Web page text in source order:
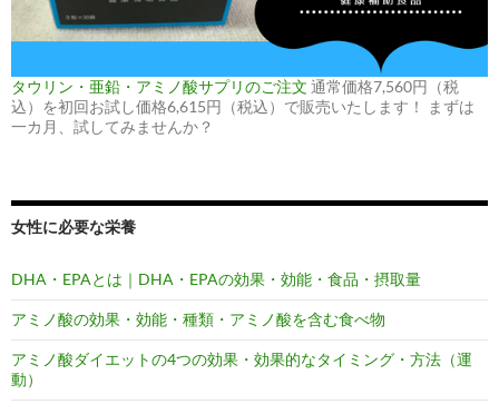
タウリン・亜鉛・アミノ酸サプリのご注文 通常価格7,560円（税
込）を初回お試し価格6,615円（税込）で販売いたします！ まずは
一カ月、試してみませんか？
女性に必要な栄養
DHA・EPAとは｜DHA・EPAの効果・効能・食品・摂取量
アミノ酸の効果・効能・種類・アミノ酸を含む食べ物
アミノ酸ダイエットの4つの効果・効果的なタイミング・方法（運
動）